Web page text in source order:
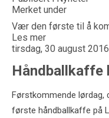
Merket under
Vær den første til å
Les mer
tirsdag, 30 august
Håndballkaffe
Førstkommende lørdag,
første håndballkaffe på